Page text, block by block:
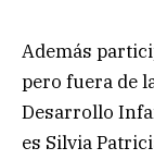
Además
pero fuera de
Desarrollo
es Silvia